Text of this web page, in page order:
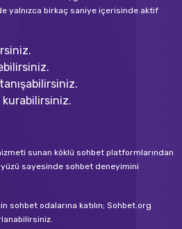
yalnızca birkaç saniye içerisinde aktif
sunan köklü sohbet platformlarından
sayesinde sohbet deneyimini
odalarına katılın; Sohbet.org